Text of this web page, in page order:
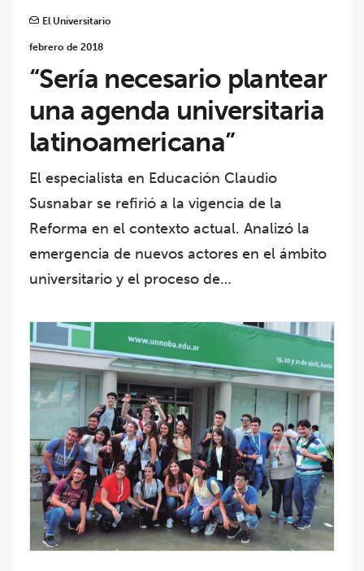
El Universitario
febrero de 2018
“Sería necesario plantear
una agenda universitaria
latinoamericana”
El especialista en Educación Claudio
Susnabar se refirió a la vigencia de la
Reforma en el contexto actual. Analizó la
emergencia de nuevos actores en el ámbito
universitario y el proceso de…